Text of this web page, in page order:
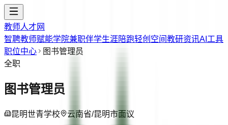
教师人才网
智聘教师赋能学院兼职伴学生涯陪跑轻创空间教研资讯AI工具
职位中心
图书管理员
全职
图书管理员
昆明世青学校 云南省/昆明市面议